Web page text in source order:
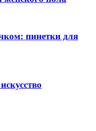
пинетки для